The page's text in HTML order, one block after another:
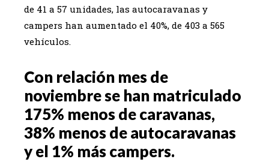
de 41 a 57 unidades, las autocaravanas y
campers han aumentado el 40%, de 403 a 565
vehículos.
Con relación mes de
noviembre se han matriculado
175% menos de caravanas,
38% menos de autocaravanas
y el 1% más campers.